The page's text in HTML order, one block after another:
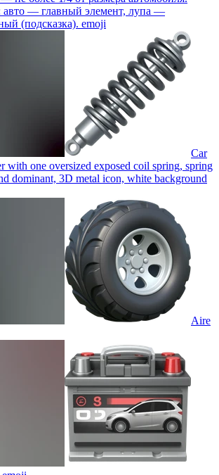
авто — главный элемент, лупа —
(подсказка). emoji
Car
with one oversized exposed coil spring, spring
dominant, 3D metal icon, white background
Aire